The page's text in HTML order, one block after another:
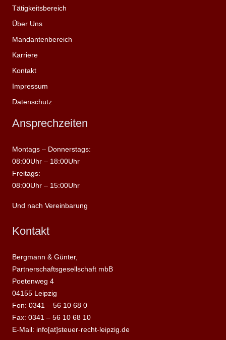
Tätigkeitsbereich
Über Uns
Mandantenbereich
Karriere
Kontakt
Impressum
Datenschutz
Ansprechzeiten
Montags – Donnerstags:
08:00Uhr – 18:00Uhr
Freitags:
08:00Uhr – 15:00Uhr
Und nach Vereinbarung
Kontakt
Bergmann & Günter,
Partnerschaftsgesellschaft mbB
Poetenweg 4
04155 Leipzig
Fon: 0341 – 56 10 68 0
Fax: 0341 – 56 10 68 10
E-Mail: info[at]steuer-recht-leipzig.de